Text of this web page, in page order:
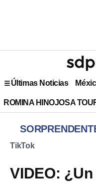
Últimas Noticias
ROMINA HINOJOSA
TikTok
VIDEO: